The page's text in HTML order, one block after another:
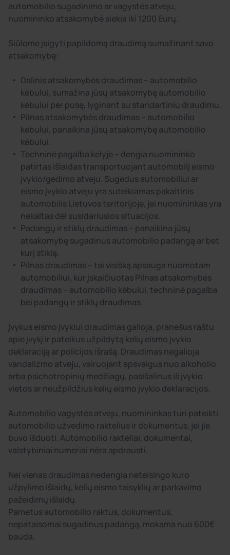
automobilio sugadinimo ar vagystės atveju,
nuomininko atsakomybė siekia iki 1200 Eurų.
Siūlome įsigyti papildomą draudimą sumažinant savo
atsakomybę:
Dalinis atsakomybės draudimas – automobilio
kėbului, sumažina jūsų atsakomybę automobilio
kėbului per pusę, lyginant su standartiniu draudimu.
Pilnas atsakomybės draudimas – automobilio
kėbului, panaikina jūsų atsakomybę automobilio
kėbului.
Techninė pagalba kelyje – dengia nuomininko
patirtas išlaidas transportuojant automobilį eismo
įvykio/gedimo atveju. Sugedus automobiliui ar
eismo įvykio atveju yra suteikiamas pakaitinis
automobilis Lietuvos teritorijoje, jei nuomininkas yra
nekaltas dėl susidariusios situacijos.
Padangų ir stiklų draudimas – panaikina jūsų
atsakomybę sugadinus automobilio padangą ar bet
kurį stiklą.
Pilnas draudimas – tai visišką apsauga nuomotam
automobiliui, kur įskaičiuotas Pilnas atsakomybės
draudimas – automobilio kėbului, techninė pagalba
bei padangų ir stiklų draudimas.
Įvykus eismo įvykiui draudimas galioja, pranešus raštu
apie įvykį ir pateikus užpildytą kelių eismo įvykio
deklaraciją ar policijos išrašą. Draudimas negalioja
vandalizmo atveju, vairuojant apsvaigus nuo alkoholio
arba psichotropinių medžiagų, pasišalinus iš įvykio
vietos ar neužpildžius kelių eismo įvykio deklaracijos.
Automobilio vagystės atveju, nuomininkas turi pateikti
automobilio užvedimo raktelius ir dokumentus, jei jie
buvo išduoti. Automobilio rakteliai, dokumentai,
valstybiniai numeriai nėra apdrausti.
Nei vienas draudimas nedengia neteisingo kuro
užpylimo išlaidų, kelių eismo taisyklių ar parkavimo
pažeidimų išlaidų.
Pametus automobilio raktus, dokumentus,
nepataisomai sugadinus padangą, mokama nuo 600€
bauda.